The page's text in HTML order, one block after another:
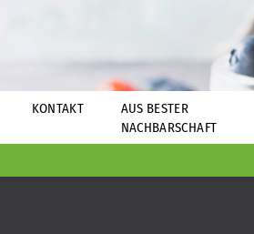
KONTAKT
AUS BESTER
NACHBARSCHAFT